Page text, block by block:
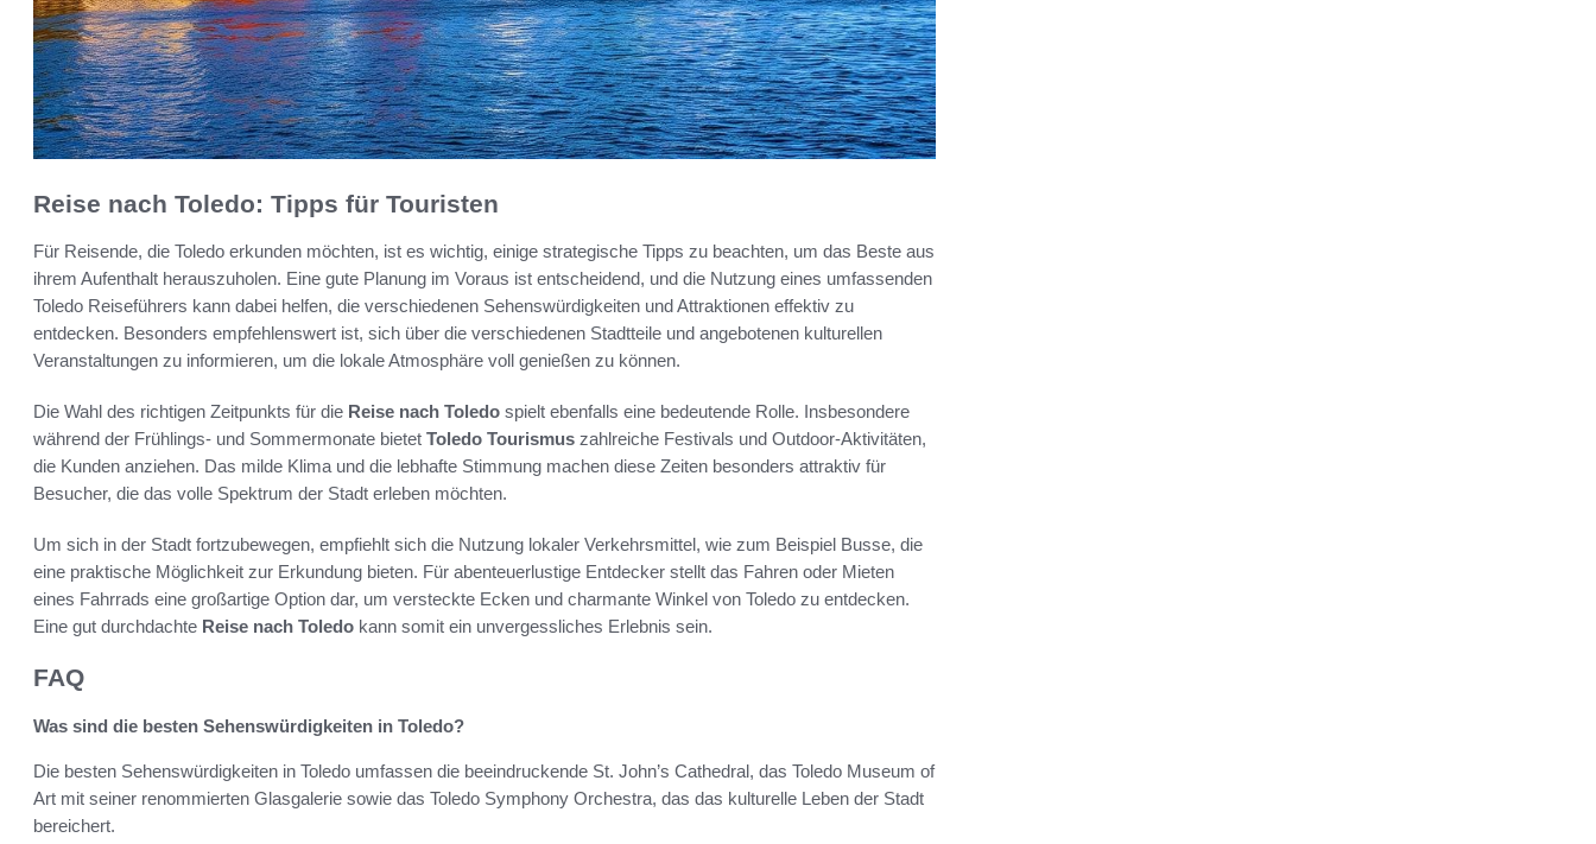
Reise nach Toledo: Tipps für Touristen
Für Reisende, die Toledo erkunden möchten, ist es wichtig, einige strategische Tipps zu beachten, um das Beste aus
ihrem Aufenthalt herauszuholen. Eine gute Planung im Voraus ist entscheidend, und die Nutzung eines umfassenden
Toledo Reiseführers kann dabei helfen, die verschiedenen Sehenswürdigkeiten und Attraktionen effektiv zu
entdecken. Besonders empfehlenswert ist, sich über die verschiedenen Stadtteile und angebotenen kulturellen
Veranstaltungen zu informieren, um die lokale Atmosphäre voll genießen zu können.
Die Wahl des richtigen Zeitpunkts für die Reise nach Toledo spielt ebenfalls eine bedeutende Rolle. Insbesondere
während der Frühlings- und Sommermonate bietet Toledo Tourismus zahlreiche Festivals und Outdoor-Aktivitäten,
die Kunden anziehen. Das milde Klima und die lebhafte Stimmung machen diese Zeiten besonders attraktiv für
Besucher, die das volle Spektrum der Stadt erleben möchten.
Um sich in der Stadt fortzubewegen, empfiehlt sich die Nutzung lokaler Verkehrsmittel, wie zum Beispiel Busse, die
eine praktische Möglichkeit zur Erkundung bieten. Für abenteuerlustige Entdecker stellt das Fahren oder Mieten
eines Fahrrads eine großartige Option dar, um versteckte Ecken und charmante Winkel von Toledo zu entdecken.
Eine gut durchdachte Reise nach Toledo kann somit ein unvergessliches Erlebnis sein.
FAQ
Was sind die besten Sehenswürdigkeiten in Toledo?
Die besten Sehenswürdigkeiten in Toledo umfassen die beeindruckende St. John’s Cathedral, das Toledo Museum of
Art mit seiner renommierten Glasgalerie sowie das Toledo Symphony Orchestra, das das kulturelle Leben der Stadt
bereichert.